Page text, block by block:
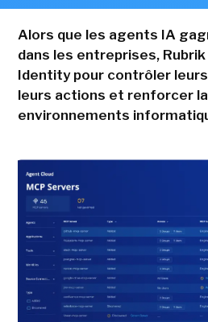
Alors que les agents IA
dans les entreprises,
Identity pour contrôler
leurs actions et renforcer
environnements